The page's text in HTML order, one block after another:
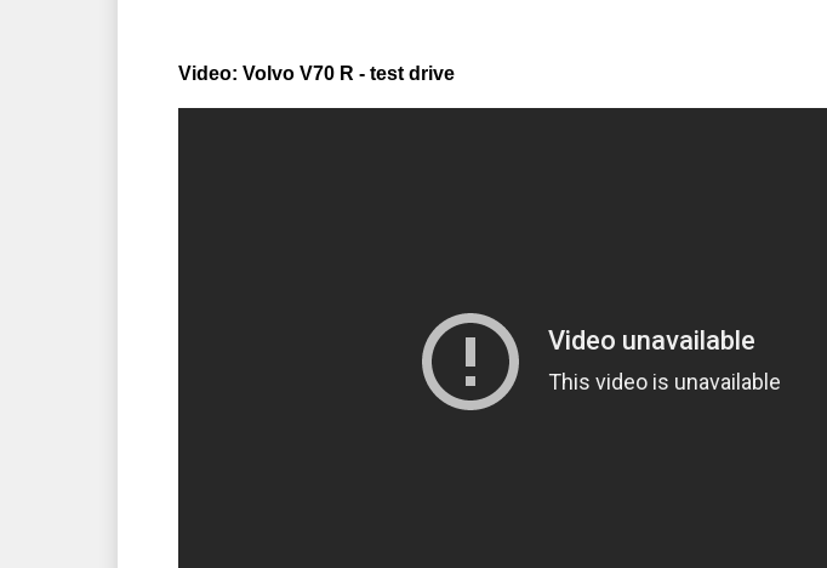
Video: Volvo V70 R - test drive